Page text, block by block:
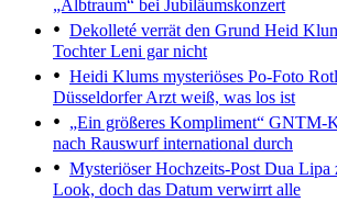
„Albtraum“ bei Jubiläumskonzert
Dekolleté verrät den Grund Heid
Tochter Leni gar nicht
Heidi Klums mysteriöses Po-Foto
Düsseldorfer Arzt weiß, was los ist
„Ein größeres Kompliment“ GNTM-
nach Rauswurf international durch
Mysteriöser Hochzeits-Post Dua Lipa
Look, doch das Datum verwirrt alle